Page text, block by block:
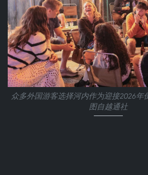
众多外国游客选择河内作为迎接2026年
图自越通社